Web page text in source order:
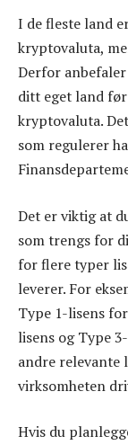
I de fleste land
kryptovaluta,
Derfor
ditt eget land
kryptovaluta.
som regulerer
Det er viktig at
som trengs for
for flere typer
leverer. For
Type 1-lisens
lisens og Type
andre relevante
virksomheten
Hvis du